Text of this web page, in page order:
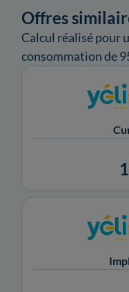
Offres
Calcul réalisé pour
consommation de